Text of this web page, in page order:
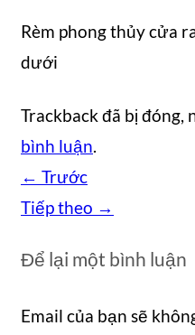
Rèm phong thủy cửa
dưới
Trackback đã bị đóng,
bình luận.
← Trước
Tiếp theo →
Để lại một bình luận
Email của bạn sẽ